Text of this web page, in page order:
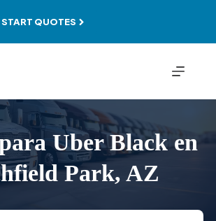
START QUOTES
Uber Black en
Park, AZ